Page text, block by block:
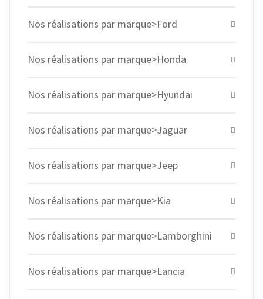
Nos réalisations par marque>Ford
Nos réalisations par marque>Honda
Nos réalisations par marque>Hyundai
Nos réalisations par marque>Jaguar
Nos réalisations par marque>Jeep
Nos réalisations par marque>Kia
Nos réalisations par marque>Lamborghini
Nos réalisations par marque>Lancia